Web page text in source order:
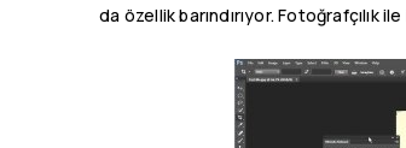
da özellik barındırıyor. Fotoğrafçılık